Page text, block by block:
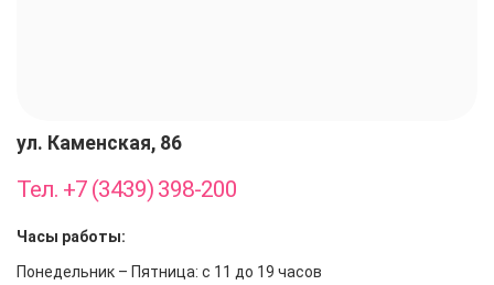
ул. Каменская, 86
Тел. +7 (3439) 398-200
Часы работы:
Понедельник – Пятница: с 11 до 19 часов